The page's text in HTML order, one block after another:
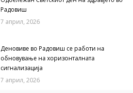
Радовиш
7 април, 2026
Деновиве во Радовиш се работи на
обновување на хоризонталната
сигнализација
7 април, 2026